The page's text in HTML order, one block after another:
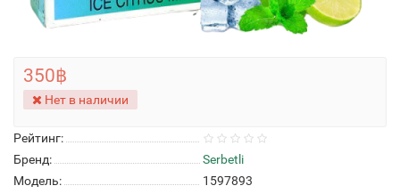
Рейтинг:
Бренд:
Serbetli
Модель:
1597893
350฿
Нет в наличии